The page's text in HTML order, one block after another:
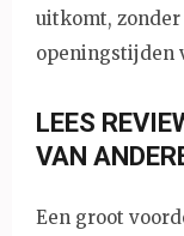
uitkomt,
openingstijden
LEES
VAN
Een groot